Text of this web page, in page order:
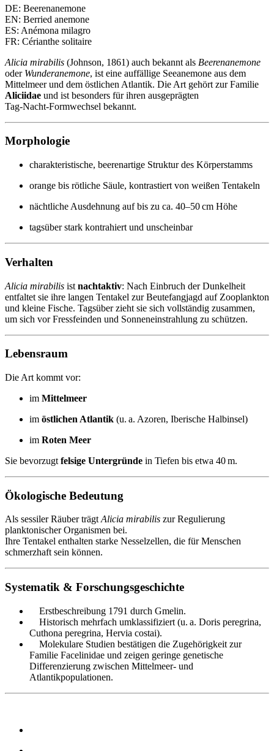
DE: Beerenanemone
EN: Berried anemone
ES: Anémona milagro
FR: Cérianthe solitaire
Alicia mirabilis (Johnson, 1861) auch bekannt als Beerenanemone
oder Wunderanemone, ist eine auffällige Seeanemone aus dem
Mittelmeer und dem östlichen Atlantik. Die Art gehört zur Familie
Aliciidae und ist besonders für ihren ausgeprägten
Tag‑Nacht‑Formwechsel bekannt.
Morphologie
charakteristische, beerenartige Struktur des Körperstamms
orange bis rötliche Säule, kontrastiert von weißen Tentakeln
nächtliche Ausdehnung auf bis zu ca. 40–50 cm Höhe
tagsüber stark kontrahiert und unscheinbar
Verhalten
Alicia mirabilis ist nachtaktiv: Nach Einbruch der Dunkelheit
entfaltet sie ihre langen Tentakel zur Beutefangjagd auf Zooplankton
und kleine Fische. Tagsüber zieht sie sich vollständig zusammen,
um sich vor Fressfeinden und Sonneneinstrahlung zu schützen.
Lebensraum
Die Art kommt vor:
im Mittelmeer
im östlichen Atlantik (u. a. Azoren, Iberische Halbinsel)
im Roten Meer
Sie bevorzugt felsige Untergründe in Tiefen bis etwa 40 m.
Ökologische Bedeutung
Als sessiler Räuber trägtAlicia mirabilis zur Regulierung
planktonischer Organismen bei.
Ihre Tentakel enthalten starke Nesselzellen, die für Menschen
schmerzhaft sein können.
Systematik & Forschungsgeschichte
Erstbeschreibung 1791 durch Gmelin.
Historisch mehrfach umklassifiziert (u. a. Doris peregrina,
Cuthona peregrina, Hervia costai).
Molekulare Studien bestätigen die Zugehörigkeit zur
Familie Facelinidae und zeigen geringe genetische
Differenzierung zwischen Mittelmeer- und
Atlantikpopulationen.